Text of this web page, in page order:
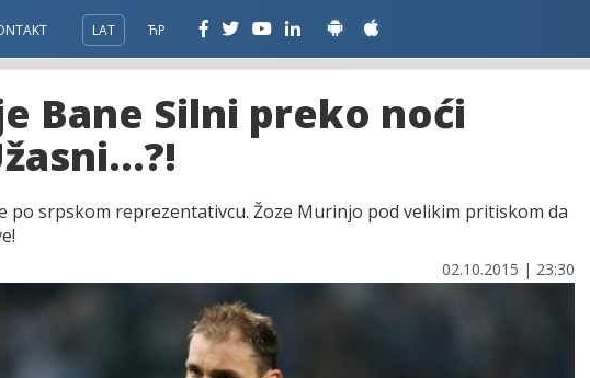
LAT ЋР
Bane Silni preko noći
po srpskom reprezentativcu. Žoze Murinjo pod velikim pritiskom da
02.10.2015 | 23:30